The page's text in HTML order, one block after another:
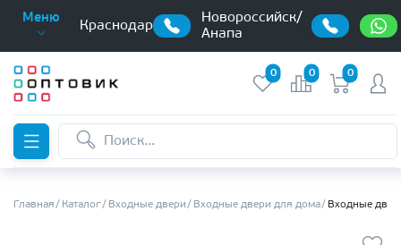
Меню
Краснодар
Новороссийск/
Анапа
0 0 0
Главная Каталог Входные двери Входные двери для дома Входные